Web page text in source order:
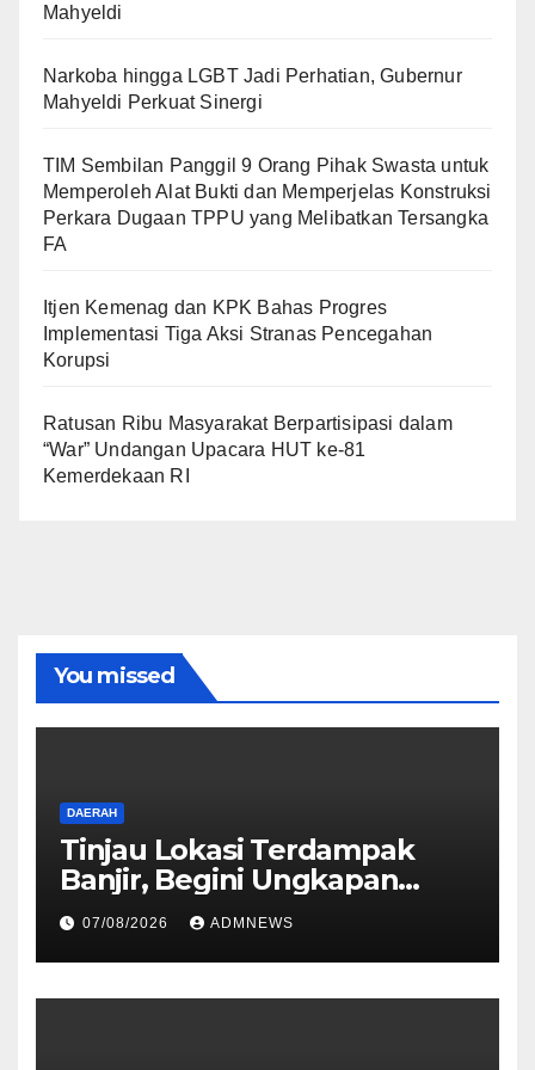
Mahyeldi
Narkoba hingga LGBT Jadi Perhatian, Gubernur
Mahyeldi Perkuat Sinergi
TIM Sembilan Panggil 9 Orang Pihak Swasta untuk
Memperoleh Alat Bukti dan Memperjelas Konstruksi
Perkara Dugaan TPPU yang Melibatkan Tersangka
FA
Itjen Kemenag dan KPK Bahas Progres
Implementasi Tiga Aksi Stranas Pencegahan
Korupsi
Ratusan Ribu Masyarakat Berpartisipasi dalam
“War” Undangan Upacara HUT ke-81
Kemerdekaan RI
You missed
DAERAH
Tinjau Lokasi Terdampak
Banjir, Begini Ungkapan
Mahyeldi
07/08/2026 ADMNEWS